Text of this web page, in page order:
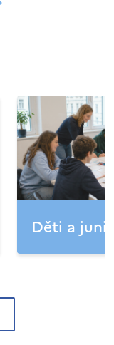
Děti a